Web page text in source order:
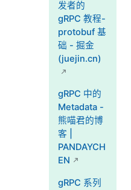
发者的
gRPC 教程-
protobuf 基
础 - 掘金
(juejin.cn)
gRPC 中的
Metadata -
熊喵君的博
客 |
PANDAYCH
EN
gRPC 系列